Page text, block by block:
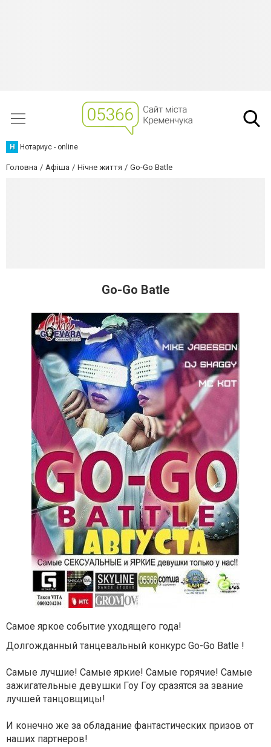
Н Нотариус - online
Головна Афіша Нічне життя Go-Go Batle
Go-Go Batle
Самое яркое событие уходящего года!
Долгожданный танцевальный конкурс Go-Go Batle !
Самые лучшие! Самые яркие! Самые горячие! Самые
зажигательные девушки Гоу Гоу сразятся за звание
лучшей танцовщицы!
И конечно же за обладание фантастических призов от
наших партнеров!